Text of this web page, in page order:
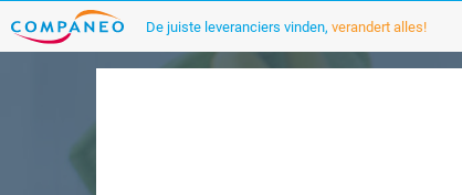
De juiste leveranciers vinden, verandert alles!